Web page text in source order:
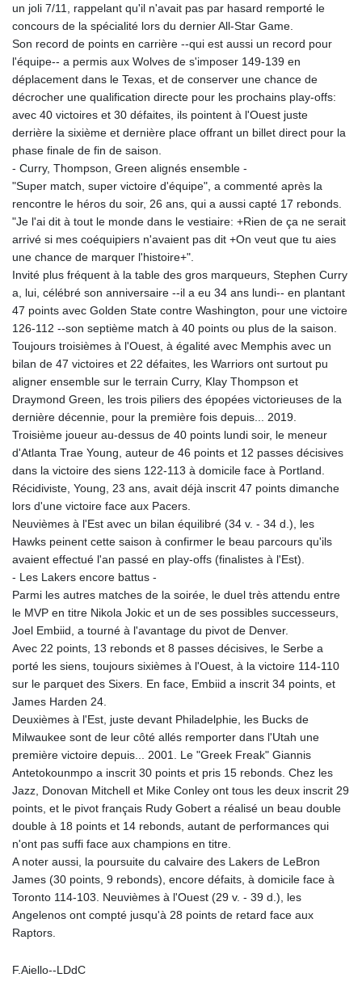
un joli 7/11, rappelant qu'il n'avait pas par hasard remporté le
concours de la spécialité lors du dernier All-Star Game.
Son record de points en carrière --qui est aussi un record pour
l'équipe-- a permis aux Wolves de s'imposer 149-139 en
déplacement dans le Texas, et de conserver une chance de
décrocher une qualification directe pour les prochains play-offs:
avec 40 victoires et 30 défaites, ils pointent à l'Ouest juste
derrière la sixième et dernière place offrant un billet direct pour la
phase finale de fin de saison.
- Curry, Thompson, Green alignés ensemble -
"Super match, super victoire d'équipe", a commenté après la
rencontre le héros du soir, 26 ans, qui a aussi capté 17 rebonds.
"Je l'ai dit à tout le monde dans le vestiaire: +Rien de ça ne serait
arrivé si mes coéquipiers n'avaient pas dit +On veut que tu aies
une chance de marquer l'histoire+".
Invité plus fréquent à la table des gros marqueurs, Stephen Curry
a, lui, célébré son anniversaire --il a eu 34 ans lundi-- en plantant
47 points avec Golden State contre Washington, pour une victoire
126-112 --son septième match à 40 points ou plus de la saison.
Toujours troisièmes à l'Ouest, à égalité avec Memphis avec un
bilan de 47 victoires et 22 défaites, les Warriors ont surtout pu
aligner ensemble sur le terrain Curry, Klay Thompson et
Draymond Green, les trois piliers des épopées victorieuses de la
dernière décennie, pour la première fois depuis... 2019.
Troisième joueur au-dessus de 40 points lundi soir, le meneur
d'Atlanta Trae Young, auteur de 46 points et 12 passes décisives
dans la victoire des siens 122-113 à domicile face à Portland.
Récidiviste, Young, 23 ans, avait déjà inscrit 47 points dimanche
lors d'une victoire face aux Pacers.
Neuvièmes à l'Est avec un bilan équilibré (34 v. - 34 d.), les
Hawks peinent cette saison à confirmer le beau parcours qu'ils
avaient effectué l'an passé en play-offs (finalistes à l'Est).
- Les Lakers encore battus -
Parmi les autres matches de la soirée, le duel très attendu entre
le MVP en titre Nikola Jokic et un de ses possibles successeurs,
Joel Embiid, a tourné à l'avantage du pivot de Denver.
Avec 22 points, 13 rebonds et 8 passes décisives, le Serbe a
porté les siens, toujours sixièmes à l'Ouest, à la victoire 114-110
sur le parquet des Sixers. En face, Embiid a inscrit 34 points, et
James Harden 24.
Deuxièmes à l'Est, juste devant Philadelphie, les Bucks de
Milwaukee sont de leur côté allés remporter dans l'Utah une
première victoire depuis... 2001. Le "Greek Freak" Giannis
Antetokounmpo a inscrit 30 points et pris 15 rebonds. Chez les
Jazz, Donovan Mitchell et Mike Conley ont tous les deux inscrit 29
points, et le pivot français Rudy Gobert a réalisé un beau double
double à 18 points et 14 rebonds, autant de performances qui
n'ont pas suffi face aux champions en titre.
A noter aussi, la poursuite du calvaire des Lakers de LeBron
James (30 points, 9 rebonds), encore défaits, à domicile face à
Toronto 114-103. Neuvièmes à l'Ouest (29 v. - 39 d.), les
Angelenos ont compté jusqu'à 28 points de retard face aux
Raptors.
F.Aiello--LDdC